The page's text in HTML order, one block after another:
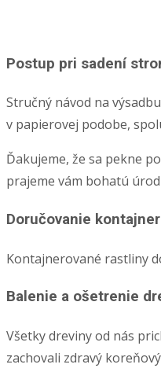
Postup pri sadení
Stručný návod na
v papierovej podobe,
Ďakujeme, že sa pekne
prajeme vám bohatú
Doručovanie
Kontajnerované rastliny
Balenie a ošetrenie
Všetky dreviny od nás
zachovali zdravý